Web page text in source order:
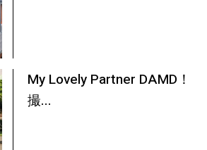
My Lovely Partner DAMD！
撮...